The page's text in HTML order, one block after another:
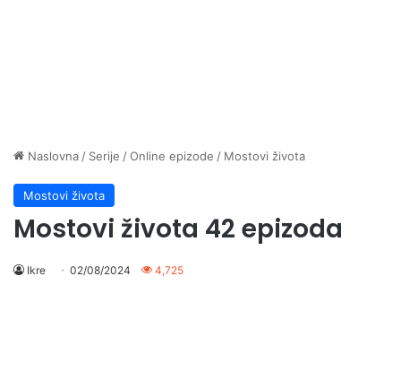
Naslovna / Serije /Online epizode / Mostovi života
Mostovi života
Mostovi života 42 epizoda
Ikre 02/08/2024 4,725